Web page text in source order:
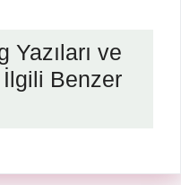
Yazıları ve
Benzer